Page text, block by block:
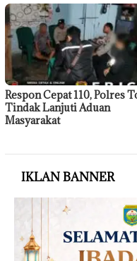
Respon Cepat 110, Polres
Tindak Lanjuti Aduan
Masyarakat
IKLAN BANNER